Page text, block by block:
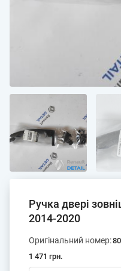
Pучка двері
2014-2020
Оригінальний номер:
1 471 грн.